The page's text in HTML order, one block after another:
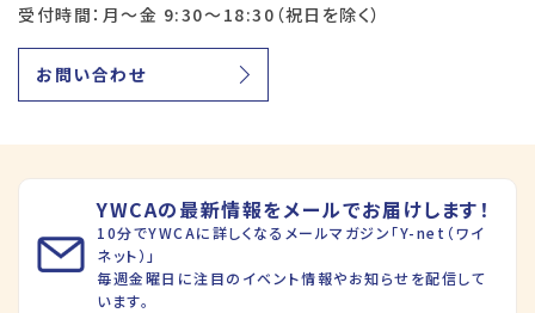
受付時間：月～金 9:30～18:30（祝日を除く）
お問い合わせ
YWCAの最新情報をメールでお届けします！
10分でYWCAに詳しくなるメールマガジン「Y-net（ワイ
ネット）」
毎週金曜日に注目のイベント情報やお知らせを配信して
います。